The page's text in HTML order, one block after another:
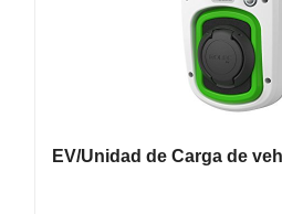
EV/Unidad de Carga de